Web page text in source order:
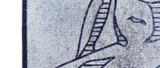
1991
1990 1989
1986
1985 1984
1981
1980 1979
1976
1975 1974